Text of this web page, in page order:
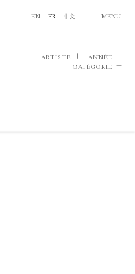
EN FR 中文 MENU
ARTISTE
ANNÉE
CATÉGORIE